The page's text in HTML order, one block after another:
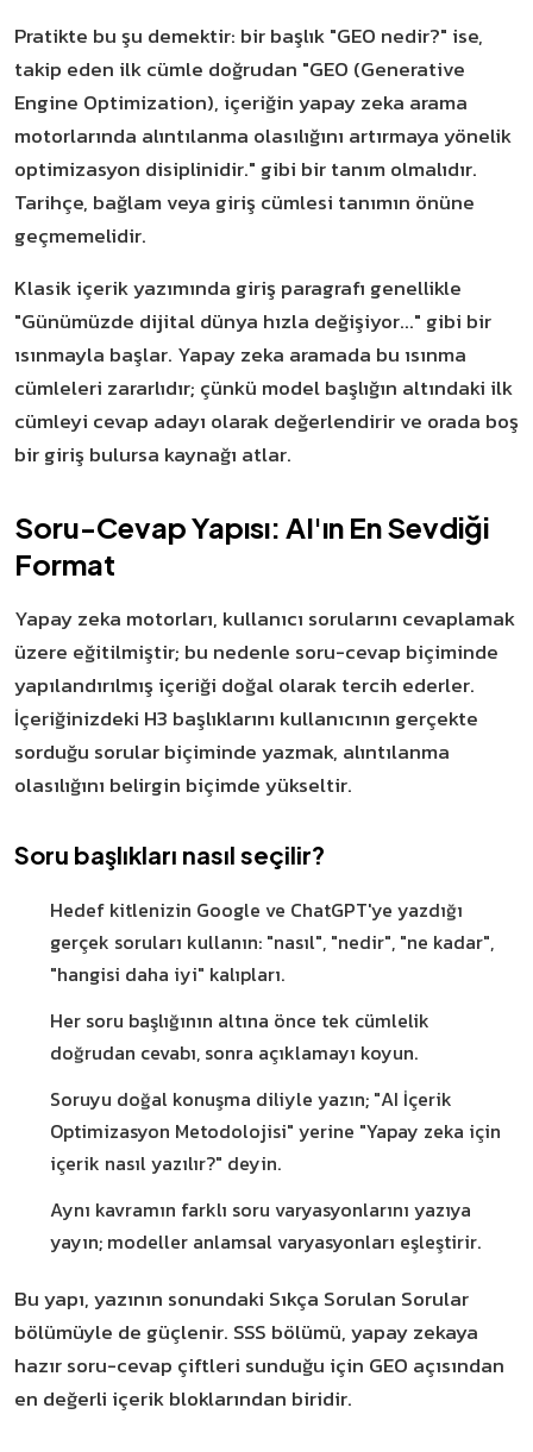
Pratikte bu şu demektir: bir başlık "GEO nedir?" ise,
takip eden ilk cümle doğrudan "GEO (Generative
Engine Optimization), içeriğin yapay zeka arama
motorlarında alıntılanma olasılığını artırmaya yönelik
optimizasyon disiplinidir." gibi bir tanım olmalıdır.
Tarihçe, bağlam veya giriş cümlesi tanımın önüne
geçmemelidir.
Klasik içerik yazımında giriş paragrafı genellikle
"Günümüzde dijital dünya hızla değişiyor..." gibi bir
ısınmayla başlar. Yapay zeka aramada bu ısınma
cümleleri zararlıdır; çünkü model başlığın altındaki ilk
cümleyi cevap adayı olarak değerlendirir ve orada boş
bir giriş bulursa kaynağı atlar.
Soru-Cevap Yapısı: AI'ın En Sevdiği
Format
Yapay zeka motorları, kullanıcı sorularını cevaplamak
üzere eğitilmiştir; bu nedenle soru-cevap biçiminde
yapılandırılmış içeriği doğal olarak tercih ederler.
İçeriğinizdeki H3 başlıklarını kullanıcının gerçekte
sorduğu sorular biçiminde yazmak, alıntılanma
olasılığını belirgin biçimde yükseltir.
Soru başlıkları nasıl seçilir?
Hedef kitlenizin Google ve ChatGPT'ye yazdığı
gerçek soruları kullanın: "nasıl", "nedir", "ne kadar",
"hangisi daha iyi" kalıpları.
Her soru başlığının altına önce tek cümlelik
doğrudan cevabı, sonra açıklamayı koyun.
Soruyu doğal konuşma diliyle yazın; "AI İçerik
Optimizasyon Metodolojisi" yerine "Yapay zeka için
içerik nasıl yazılır?" deyin.
Aynı kavramın farklı soru varyasyonlarını yazıya
yayın; modeller anlamsal varyasyonları eşleştirir.
Bu yapı, yazının sonundaki Sıkça Sorulan Sorular
bölümüyle de güçlenir. SSS bölümü, yapay zekaya
hazır soru-cevap çiftleri sunduğu için GEO açısından
en değerli içerik bloklarından biridir.